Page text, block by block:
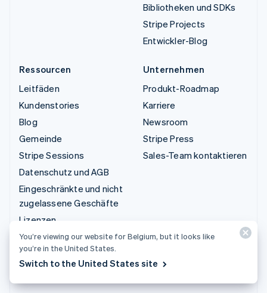
Bibliotheken und SDKs
Stripe Projects
Entwickler-Blog
Ressourcen
Leitfäden
Kundenstories
Blog
Gemeinde
Stripe Sessions
Datenschutz und AGB
Eingeschränkte und nicht
zugelassene Geschäfte
Lizenzen
Sitemap
Cookie-Einstellungen
Weitere Ressourcen
Unternehmen
Produkt-Roadmap
Karriere
Newsroom
Stripe Press
Sales-Team kontaktieren
You’re viewing our website for Belgium, but it looks like
you’re in the United States.
Switch to the United States site